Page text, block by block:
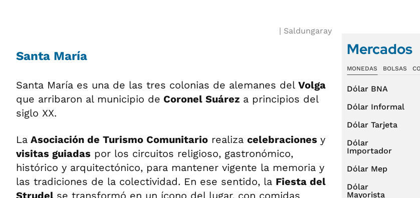
Saldungaray
Santa María
Santa María es una de las tres colonias de alemanes del Volga
que arribaron al municipio de Coronel Suárez a principios del
siglo XX.
La Asociación de Turismo Comunitario realiza celebraciones y
visitas guiadas por los circuitos religioso, gastronómico,
histórico y arquitectónico, para mantener vigente la memoria y
las tradiciones de la colectividad. En ese sentido, la Fiesta del
Strudel se transformó en un ícono del lugar, con comidas
Mercados
MONEDAS BOLSAS
Dólar BNA
Dólar Informal
Dólar Tarjeta
Dólar
Importador
Dólar Mep
Dólar
Mayorista